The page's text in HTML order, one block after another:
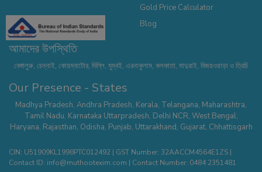
Gold Price Calculator
Blog
আমাদের উপস্থিতি
বেঙ্গালুরু, চেন্নাই, কোয়ম্বাটোর, দিল্লি, মুম্বই, এরনাকুলাম, কলকাতা, মাদুরাই, বিজয়ওয়াড়া ও ত্রিচি
Our Presence - States
Madhya Pradesh, Andhra Pradesh, Kerala, Telangana, Maharashtra,
Tamil Nadu, Karnataka Uttarpradesh, Delhi NCR, West Bengal,
Haryana, Rajasthan, Odisha, Punjab, Uttarakhand, Gujarat, Chhattisgarh
CIN: U51909KL1998PTC012492 | GST Number: 32AACCM4564E1ZS |
Contact ID: info@muthootexim.com | Contact Number: 0484 2351481